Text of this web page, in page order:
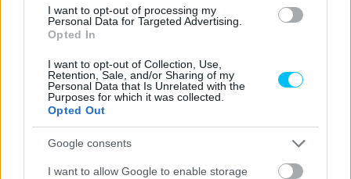
I want to opt-out of processing my
Personal Data for Targeted Advertising.
Opted In
I want to opt-out of Collection, Use,
Retention, Sale, and/or Sharing of my
Personal Data that Is Unrelated with the
Purposes for which it was collected.
Opted Out
Google consents
I want to allow Google to enable storage